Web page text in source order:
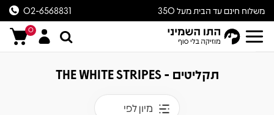
משלוח חינם עד הבית מעל 350
ש״ח
02-6568831
0
תקליטים - THE WHITE STRIPES
מיון לפי